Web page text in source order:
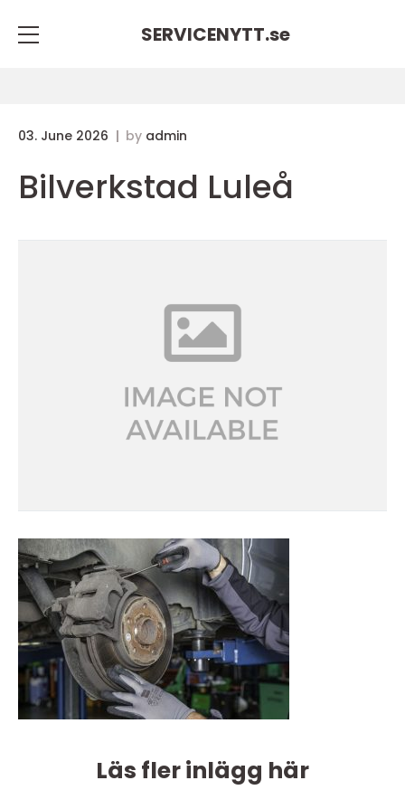
SERVICENYTT.se
03. June 2026 by admin
Bilverkstad Luleå
Läs fler inlägg här